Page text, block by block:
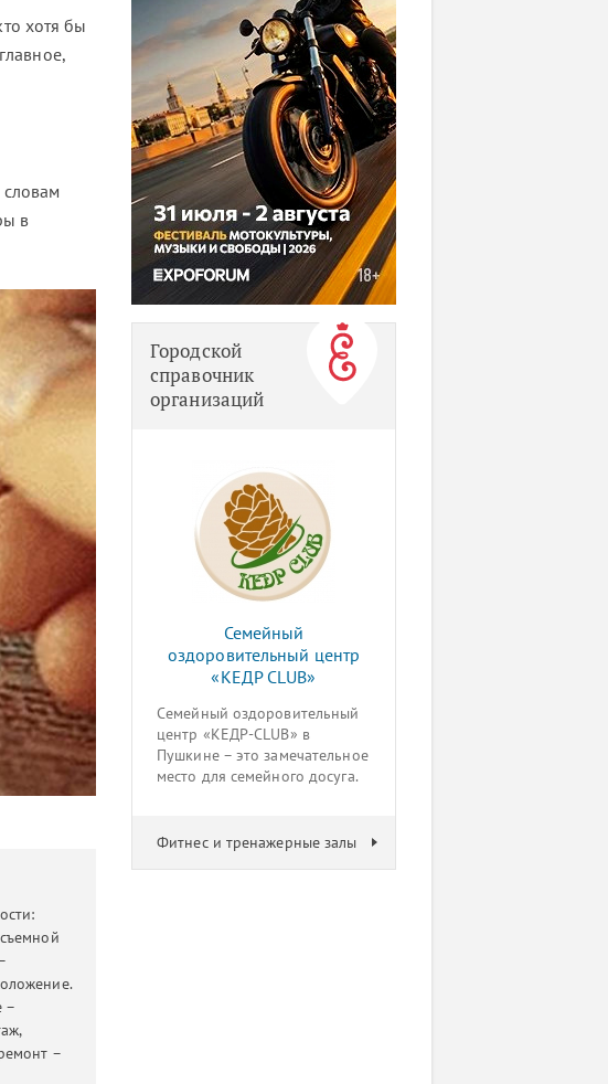
хотя бы
в
–
–
Городской
справочник
организаций
Семейный
оздоровительный центр
«КЕДР CLUB»
Семейный оздоровительный
центр «КЕДР-CLUB» в
Пушкине – это замечательное
место для семейного досуга.
Фитнес и тренажерные залы